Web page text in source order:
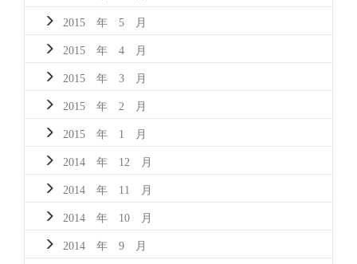
2015 年 5 月
2015 年 4 月
2015 年 3 月
2015 年 2 月
2015 年 1 月
2014 年 12 月
2014 年 11 月
2014 年 10 月
2014 年 9 月